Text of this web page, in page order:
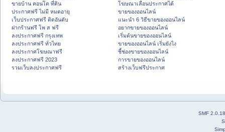
ขายบ้าน คอนโด ที่ดิน
ประกาศฟรี ไม่มี หมดอายุ
เว็บประกาศฟรี ติดอันดับ
ฝากร้านฟรี โพ ส ฟรี
ลงประกาศฟรี กรุงเทพ
ลงประกาศฟรี ทั่วไทย
ลงประกาศโฆษณาฟรี
ลงประกาศฟรี 2023
รวมเว็บลงประกาศฟรี
โฆษณาเลื่อนประกาศได้
ขายของออนไลน์
แนะนำ 6 วิธีขายของออนไลน์
อยากขายของออนไลน์
เริ่มต้นขายของออนไลน์
ขายของออนไลน์ เริ่มยังไง
ชี้ช่องขายของออนไลน์
การขายของออนไลน์
สร้างเว็บฟรีประกาศ
SMF 2.0.18